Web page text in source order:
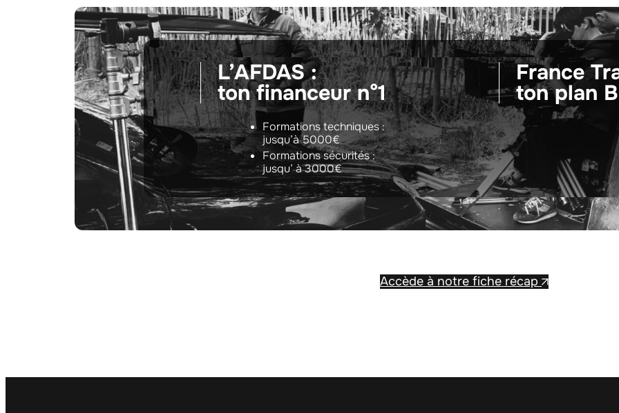
L’AFDAS :
ton financeur n°1
Formations techniques :
jusqu’à 5000€
Formations sécurités :
jusqu’ à 3000€
France
ton plan
Accède à notre fiche récap